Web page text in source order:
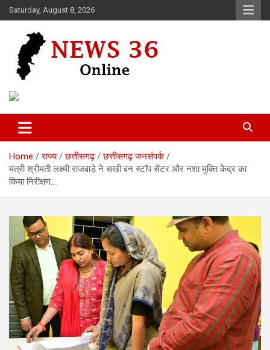
Skip
to
Saturday, August 8, 2026
News 36
Home राज्य छत्तीसगढ़
छत्तीसगढ़ जनसंपर्क
मंत्री श्रीमती लक्ष्मी राजवाड़े ने सखी वन स्टॉप सेंटर और नशा मुक्ति केंद्र का
किया निरीक्षण….